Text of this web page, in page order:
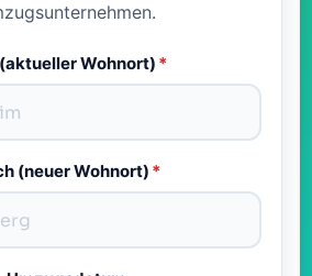
Wohnort) *
(neuer Wohnort) *